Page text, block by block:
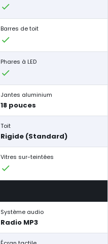
Barres de toit
Phares à LED
Jantes aluminium
18 pouces
Toit
Rigide (Standard)
Vitres sur-teintées
Système audio
Radio MP3